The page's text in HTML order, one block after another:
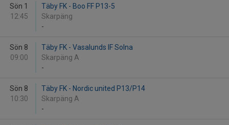
Sön 1
12:45
Täby FK - Boo FF P13-5
Skarpäng
-
Sön 8
09:00
Täby FK - Vasalunds IF Solna
Skarpäng A
-
Sön 8
10:30
Täby FK - Nordic united P13/P14
Skarpäng A
-